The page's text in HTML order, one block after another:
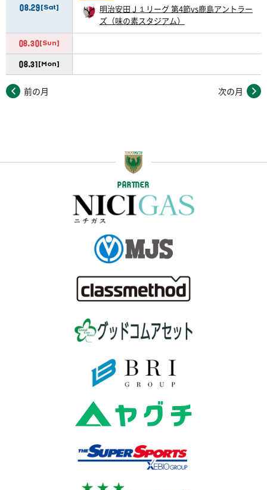
08.29[Sat]
明治安田Ｊ１リーグ 第4節vs鹿島アントラー
ズ（味の素スタジアム）
08.30[Sun]
08.31[Mon]
前の月 次の月
PARTNER